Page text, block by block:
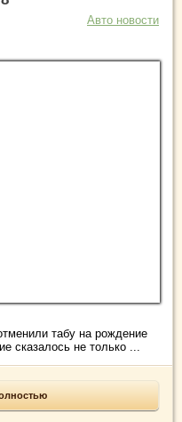
Авто новости
табу на рождение
сказалось не только ...